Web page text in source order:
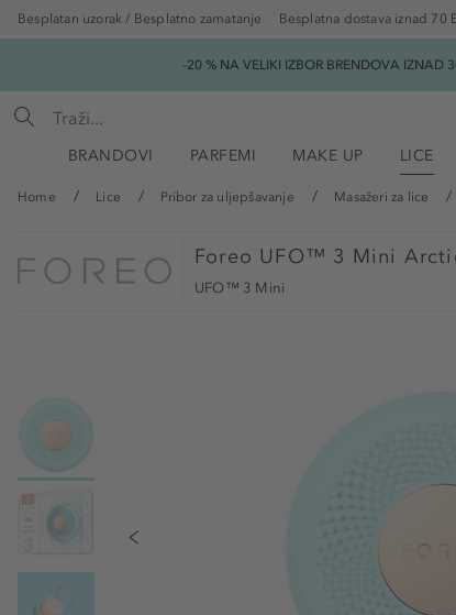
Besplatan uzorak / Besplatno zamatanje Besplatna dostava iznad 70
-20 % NA VELIKI IZBOR BRENDOVA
BRANDOVI PARFEMI MAKE UP LICE
Home Lice Pribor za uljepšavanje Masažeri za lice
Foreo UFO™ 3 Mini
UFO™ 3 Mini